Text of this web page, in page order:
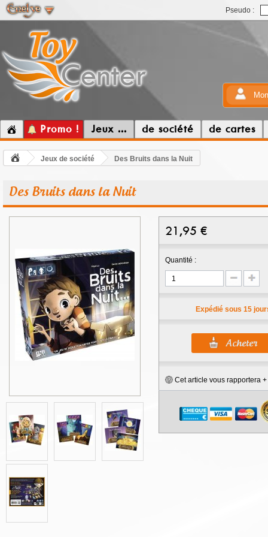
Pseudo :
Promo ! Jeux ... de société de cartes
Jeux de société Des Bruits dans la Nuit
Des Bruits dans la Nuit
21,95 €
Quantité :
Expédié sous 15
Cet article vous rapportera +